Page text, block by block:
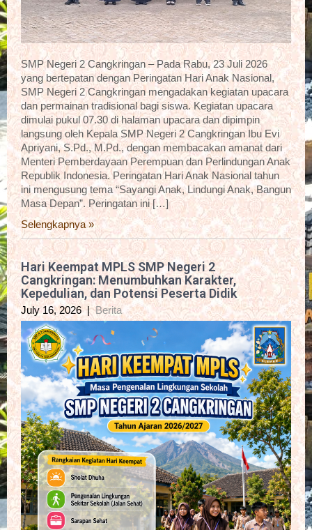
SMP Negeri 2 Cangkringan – Pada Rabu, 23 Juli 2026
yang bertepatan dengan Peringatan Hari Anak Nasional,
SMP Negeri 2 Cangkringan mengadakan kegiatan upacara
dan permainan tradisional bagi siswa. Kegiatan upacara
dimulai pukul 07.30 di halaman upacara dan dipimpin
langsung oleh Kepala SMP Negeri 2 Cangkringan Ibu Evi
Apriyani, S.Pd., M.Pd., dengan membacakan amanat dari
Menteri Pemberdayaan Perempuan dan Perlindungan Anak
Republik Indonesia. Peringatan Hari Anak Nasional tahun
ini mengusung tema “Sayangi Anak, Lindungi Anak, Bangun
Masa Depan”. Peringatan ini […]
Selengkapnya »
Hari Keempat MPLS SMP Negeri 2
Cangkringan: Menumbuhkan Karakter,
Kepedulian, dan Potensi Peserta Didik
July 16, 2026 |Berita